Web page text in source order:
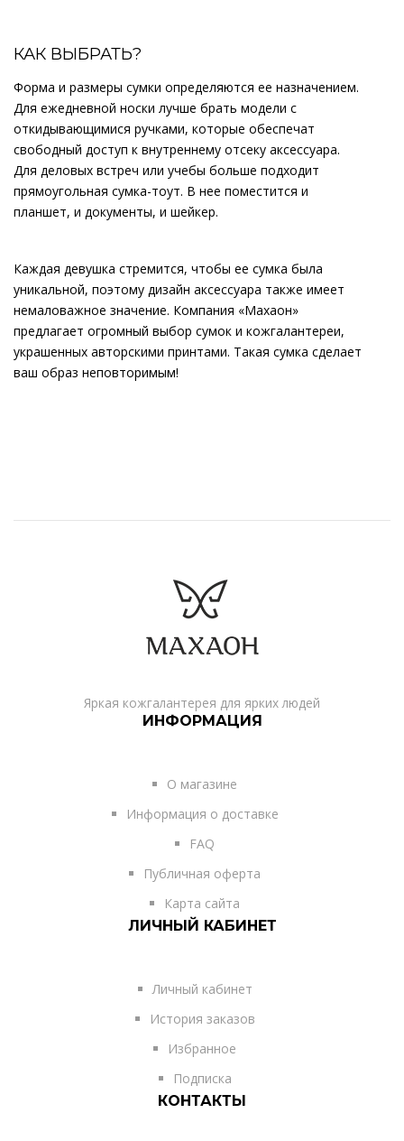
КАК ВЫБРАТЬ?
Форма и размеры сумки определяются ее назначением.
Для ежедневной носки лучше брать модели с
откидывающимися ручками, которые обеспечат
свободный доступ к внутреннему отсеку аксессуара.
Для деловых встреч или учебы больше подходит
прямоугольная сумка-тоут. В нее поместится и
планшет, и документы, и шейкер.
Каждая девушка стремится, чтобы ее сумка была
уникальной, поэтому дизайн аксессуара также имеет
немаловажное значение. Компания «Махаон»
предлагает огромный выбор сумок и кожгалантереи,
украшенных авторскими принтами. Такая сумка сделает
ваш образ неповторимым!
Яркая кожгалантерея для ярких людей
ИНФОРМАЦИЯ
О магазине
Информация о доставке
FAQ
Публичная оферта
Карта сайта
ЛИЧНЫЙ КАБИНЕТ
Личный кабинет
История заказов
Избранное
Подписка
КОНТАКТЫ